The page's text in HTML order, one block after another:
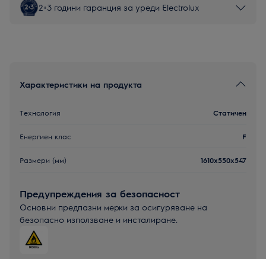
2+3 години гаранция за уреди Electrolux
Характеристики на продукта
Технология Статичен
Енергиен клас F
Размери (мм) 1610x550x547
Предупреждения за безопасност
Основни предпазни мерки за осигуряване на
безопасно използване и инсталиране.